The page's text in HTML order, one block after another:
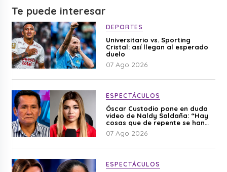
Te puede interesar
DEPORTES
Universitario vs. Sporting
Cristal: así llegan al esperado
duelo
07 Ago 2026
ESPECTÁCULOS
Óscar Custodio pone en duda
video de Naldy Saldaña: “Hay
cosas que de repente se han
editado”
07 Ago 2026
ESPECTÁCULOS